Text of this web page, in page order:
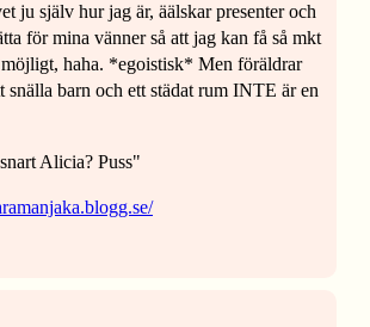
ju själv hur jag är, äälskar presenter och
för mina vänner så att jag kan få så mkt
haha. *egoistisk* Men föräldrar
snälla barn och ett städat rum INTE är en
Alicia? Puss"